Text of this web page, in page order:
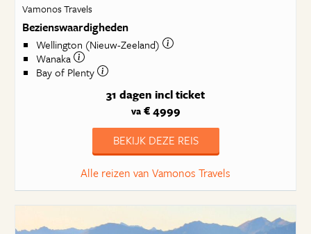
Vamonos Travels
Bezienswaardigheden
Wellington (Nieuw-Zeeland)
Wanaka
Bay of Plenty
31 dagen incl ticket
va€ 4999
BEKIJK DEZE REIS
Alle reizen van Vamonos Travels